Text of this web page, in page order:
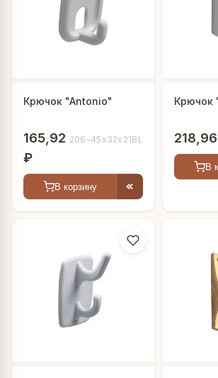
Крючок "Antonio"
165,92
₽
206-45х32х21BL
В корзину
Крючок
В